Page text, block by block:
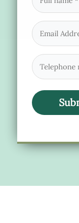
name
(Required)
Email
(Required)
Phone
(Required)